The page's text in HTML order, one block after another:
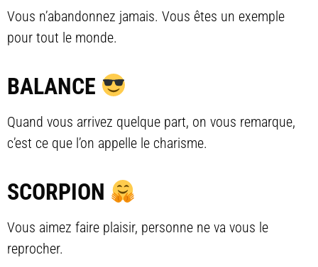
Vous n’abandonnez jamais. Vous êtes un exemple
pour tout le monde.
BALANCE
Quand vous arrivez quelque part, on vous remarque,
c’est ce que l’on appelle le charisme.
SCORPION
Vous aimez faire plaisir, personne ne va vous le
reprocher.